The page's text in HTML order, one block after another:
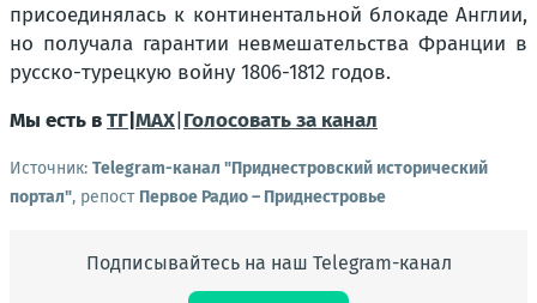
присоединялась к континентальной блокаде Англии,
но получала гарантии невмешательства Франции в
русско-турецкую войну 1806-1812 годов.
Мы есть вТГ MAX Голосовать за канал
Источник: Telegram-канал "Приднестровский исторический
портал", репост Первое Радио – Приднестровье
Подписывайтесь на наш Telegram-канал